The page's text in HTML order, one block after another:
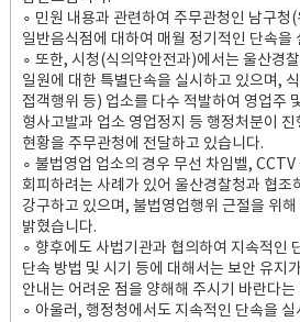
∘ 민원 내용과 관련하여 주무관청인 남구청
일반음식점에 대하여 매월 정기적인 단속을
∘ 또한, 시청(식의약안전과)에서는 울산경
일원에 대한 특별단속을 실시하고 있으며,
접객행위 등) 업소를 다수 적발하여 영업주
형사고발과 업소 영업정지 등 행정처분이
현황을 주무관청에 전달하고 있습니다.
∘ 불법영업 업소의 경우 무선 차임벨,
회피하려는 사례가 있어 울산경찰청과 협조
강구하고 있으며, 불법영업행위 근절을 위
밝혔습니다.
∘ 향후에도 사법기관과 협의하여 지속적인
단속 방법 및 시기 등에 대해서는 보안 유지
안내는 어려운 점을 양해해 주시기 바란다는
∘ 아울러, 행정청에서도 지속적인 단속을